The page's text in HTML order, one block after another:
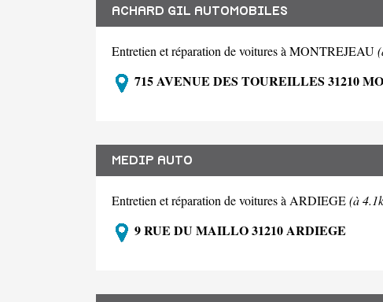
ACHARD GIL AUTOMOBILES
Entretien et réparation de voitures à MONTREJEAU
715 AVENUE DES TOUREILLES 31210
MEDIP AUTO
Entretien et réparation de voitures à ARDIEGE(à
9 RUE DU MAILLO 31210 ARDIEGE